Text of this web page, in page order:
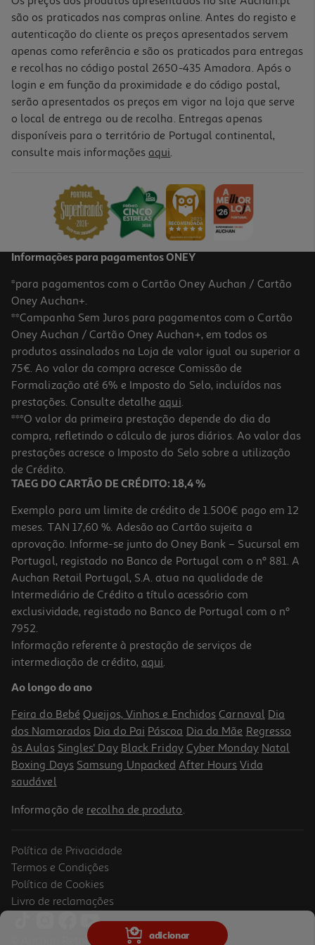
adicionar
Caderno A4 Agrafado Auchan
-13%
5.0
Caderno Projetos A4 Pautado E Quadriculado Mitos Com Elástico
E 5 Separadores Cores Sortidas
6.99 €/un
Price reduced from
7,99 €to
6,99 €
Promoção
-21%
Caderno Espiral A4 Pautado Pp Oxford Live&go Pastel 80 Folhas
Cores Sortidas
5.49 €/un
5,49 €
Promoção
Caderno Espiral Oxford A4 Pautado 160 Folhas Live&go Cores
são os praticados nas compras online. Antes do registo e
autenticação do cliente os preços apresentados servem
apenas como referência e são os praticados para entregas
e recolhas no código postal 2650-435 Amadora. Após o
login e em função da proximidade e do código postal,
serão apresentados os preços em vigor na loja que serve
o local de entrega ou de recolha. Entregas apenas
disponíveis para o território de Portugal continental,
consulte mais informações aqui.
Informações para pagamentos ONEY
*para pagamentos com o Cartão Oney Auchan / Cartão
Oney Auchan+.
**Campanha Sem Juros para pagamentos com o Cartão
Oney Auchan / Cartão Oney Auchan+, em todos os
produtos assinalados na Loja de valor igual ou superior a
75€. Ao valor da compra acresce Comissão de
Formalização até 6% e Imposto do Selo, incluídos nas
prestações. Consulte detalhe aqui.
***O valor da primeira prestação depende do dia da
compra, refletindo o cálculo de juros diários. Ao valor das
prestações acresce o Imposto do Selo sobre a utilização
de Crédito.
TAEG DO CARTÃO DE CRÉDITO: 18,4 %
Exemplo para um limite de crédito de 1.500€ pago em 12
meses. TAN 17,60 %. Adesão ao Cartão sujeita a
aprovação. Informe-se junto do Oney Bank – Sucursal em
Portugal, registado no Banco de Portugal com o nº 881. A
Auchan Retail Portugal, S.A. atua na qualidade de
Intermediário de Crédito a título acessório com
exclusividade, registado no Banco de Portugal com o nº
7952.
Informação referente à prestação de serviços de
intermediação de crédito, aqui.
Ao longo do ano
Feira do Bebé Queijos, Vinhos e Enchidos Carnaval Dia
dos Namorados Dia do Pai Páscoa Dia da Mãe Regresso
às Aulas Singles' Day Black Friday Cyber Monday Natal
Boxing Days Samsung Unpacked After Hours Vida
saudável
Informação de recolha de produto.
Política de Privacidade
Termos e Condições
Política de Cookies
Livro de reclamações
© Auchan Retail Portugal